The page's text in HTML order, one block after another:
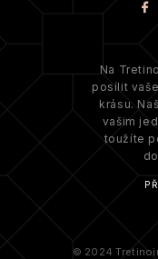
Na
posílit
krásu.
vašim
toužíte
© 2024